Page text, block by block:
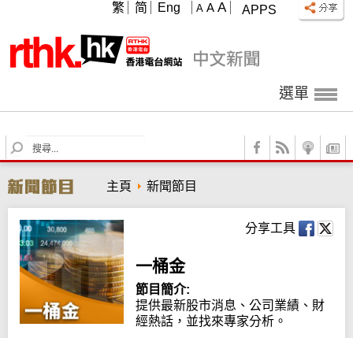
APPS
A A A
繁 简 Eng
選單
S
e
r
c
h
主頁 新聞節目
分享工具
一桶金
節目簡介:
提供最新股市消息、公司業績、財
經熱話，並找來專家分析。